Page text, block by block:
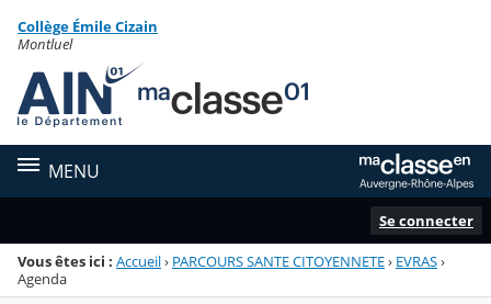
Menu de la rubrique
Contenu
Collège Émile Cizain
Montluel
MENU
Se connecter
Vous êtes ici : Accueil› PARCOURS SANTE CITOYENNETE› EVRAS›
Agenda